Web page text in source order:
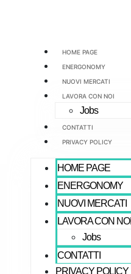
HOME PAGE
ENERGONOMY
NUOVI MERCATI
LAVORA CON NOI
Jobs
CONTATTI
PRIVACY POLICY
HOME PAGE
ENERGONOMY
NUOVI MERCATI
LAVORA CON NOI
Jobs
CONTATTI
PRIVACY POLICY